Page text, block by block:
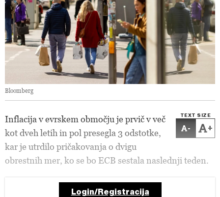
Bloomberg
TEXT SIZE
- +
Inflacija v evrskem območju je prvič v več
kot dveh letih in pol presegla 3 odstotke,
kar je utrdilo pričakovanja o dvigu
obrestnih mer, ko se bo ECB sestala naslednji teden.
Login/Registracija